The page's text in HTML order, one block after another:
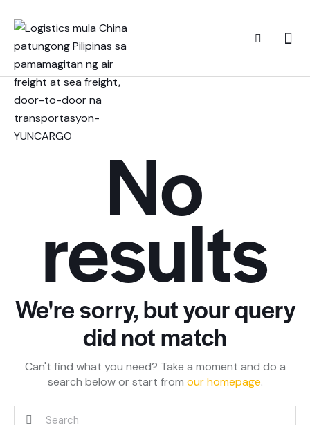
No
results
We're sorry, but your query
did not match
Can't find what you need? Take a moment and do a
search below or start from our homepage.